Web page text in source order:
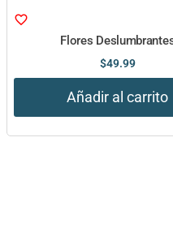
Flores
$49.99
Añadir al carrito